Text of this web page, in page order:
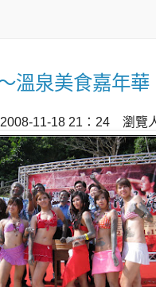
溫泉美食嘉年華
11-18 21：24 瀏覽